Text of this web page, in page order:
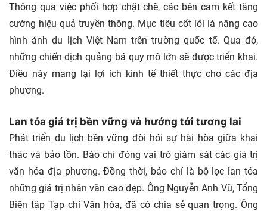
Thông qua việc phối hợp chặt chẽ, các bên cam kết tăng
cường hiệu quả truyền thông. Mục tiêu cốt lõi là nâng cao
hình ảnh du lịch Việt Nam trên trường quốc tế. Qua đó,
những chiến dịch quảng bá quy mô lớn sẽ được triển khai.
Điều này mang lại lợi ích kinh tế thiết thực cho các địa
phương.
Lan tỏa giá trị bền vững và hướng tới tương lai
Phát triển du lịch bền vững đòi hỏi sự hài hòa giữa khai
thác và bảo tồn. Báo chí đóng vai trò giám sát các giá trị
văn hóa địa phương. Đồng thời, báo chí là bộ lọc lan tỏa
những giá trị nhân văn cao đẹp. Ông Nguyễn Anh Vũ, Tổng
Biên tập Tạp chí Văn hóa, đã có chia sẻ quan trọng. Ông